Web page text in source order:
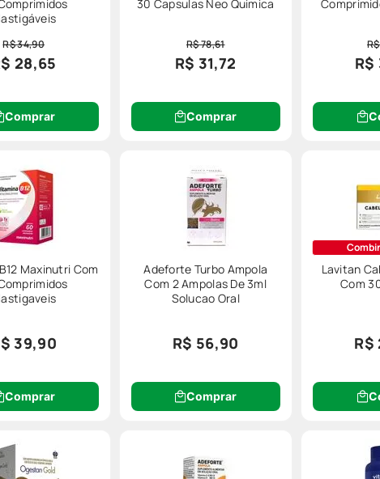
tomar?
junto a uma das principais refeições, como almoço ou jantar.
faz efeito?
estar presentes?
como:
Eles não substituem uma alimentação equilibrada
, e o
R$ 34,90
28,65
Comprar
30 Capsulas Neo Quimica
R$ 78,61
R$ 31,72
Comprar
R$
39,90
Comprar
Adeforte Turbo Ampola
Com 2 Ampolas De 3ml
Solucao Oral
R$ 56,90
Comprar
Lavitan
Com
R$